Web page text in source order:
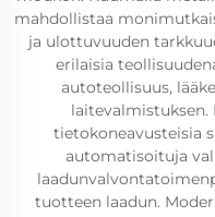
mahdollistaa
ja ulottuvuuden
erilaisia
autoteollisuus,
laitevalmistuksen.
tietokoneavusteisia
automatisoituja
tuotteen laadun.